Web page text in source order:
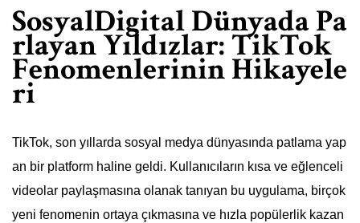
SosyalDigital Dünyada Pa
rlayan Yıldızlar: TikTok
Fenomenlerinin Hikayele
ri
TikTok, son yıllarda sosyal medya dünyasında patlama yap
an bir platform haline geldi. Kullanıcıların kısa ve eğlenceli
videolar paylaşmasına olanak tanıyan bu uygulama, birçok
yeni fenomenin ortaya çıkmasına ve hızla popülerlik kazan